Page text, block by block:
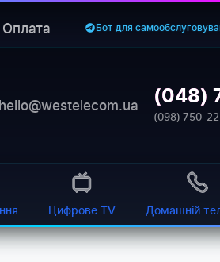
Оплата Бот для
hello@westelecom.ua (048)
(098) 750-
Цифрове TV Домашній